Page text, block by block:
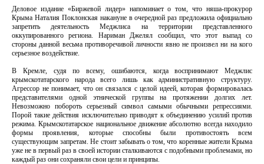
Деловое издание «Биржевой лидер» напоминает о том, что няша-прокурор
Крыма Наталия Поклонская накануне в очередной раз предложила официально
запретить деятельность Меджлиса на территории представленного
оккупированного региона. Нариман Джелял сообщил, что этот выпад со
стороны данной весьма противоречивой личности явно не произвел ни на кого
серьезное воздействие.
В Кремле, судя по всему, ошибаются, когда воспринимают Меджлис
крымскотатарского народа всего лишь как административную структуру.
Агрессор не понимает, что он связался с целой идеей, которая формировалась
представителями одной этнической группы на протяжении долгих лет.
Невозможно побороть серьезный символ самыми обычными репрессиями.
Порой такие действия исключительно приводят к объединению усилий против
режима. Крымскотатарское национальное движение абсолютно всегда находило
формы проявления, которые способны были противостоять всем
существующим запретам. Не стоит забывать о том, что коренные жители Крыма
уже не в первый раз в своей истории сталкиваются с подобными проблемами, но
каждый раз они сохраняли свои цели и принципы.